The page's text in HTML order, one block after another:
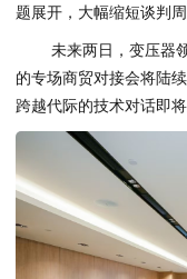
题展开，大幅缩短谈判
未来两日，变压器
的专场商贸对接会将陆
跨越代际的技术对话即